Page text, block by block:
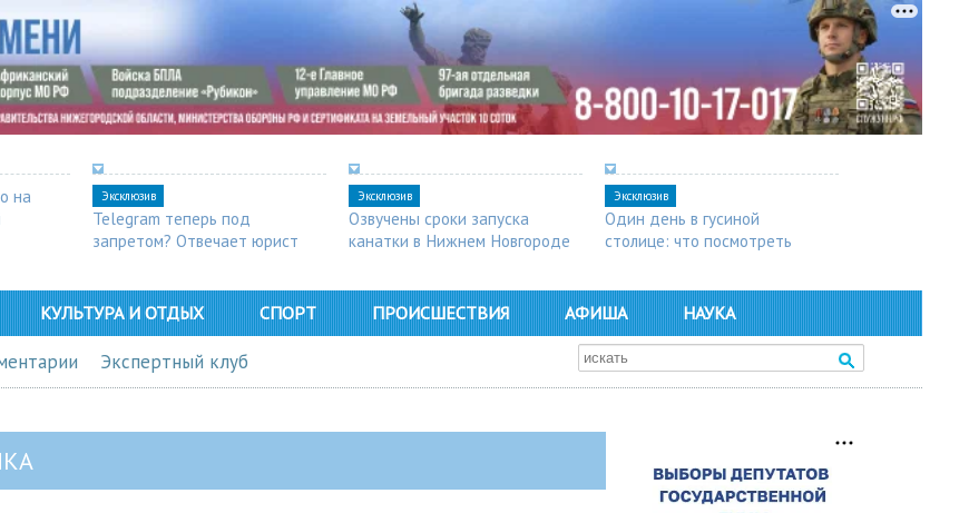
на
Эксклюзив
Telegram теперь под
запретом? Отвечает юрист
Эксклюзив
Озвучены сроки запуска
канатки в Нижнем Новгороде
Эксклюзив
Один день в гусиной
столице: что посмотреть
КУЛЬТУРА И ОТДЫХ СПОРТ ПРОИСШЕСТВИЯ АФИША НАУКА
Экспертный клуб